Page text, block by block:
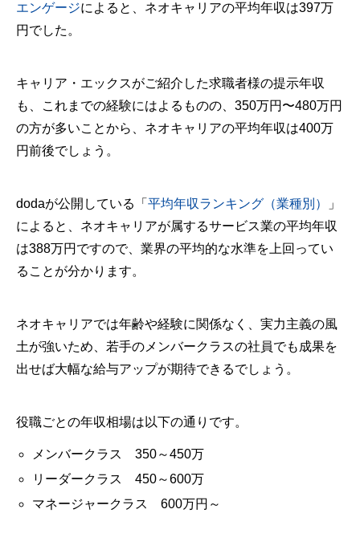
エンゲージによると、ネオキャリアの平均年収は397万
円でした。
キャリア・エックスがご紹介した求職者様の提示年収
も、これまでの経験にはよるものの、350万円〜480万円
の方が多いことから、ネオキャリアの平均年収は400万
円前後でしょう。
dodaが公開している「 平均年収ランキング（業種別）
」
によると、ネオキャリアが属するサービス業の平均年収
は388万円ですので、業界の平均的な水準を上回ってい
ることが分かります。
ネオキャリアでは年齢や経験に関係なく、実力主義の風
土が強いため、若手のメンバークラスの社員でも成果を
出せば大幅な給与アップが期待できるでしょう。
役職ごとの年収相場は以下の通りです。
メンバークラス 350～450万
リーダークラス 450～600万
マネージャークラス 600万円～